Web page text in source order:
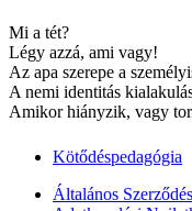
Mi a tét?
Légy azzá, ami vagy!
Az apa szerepe a
A nemi identitás
Amikor hiányzik, vagy
Kötődéspedagógia
Általános